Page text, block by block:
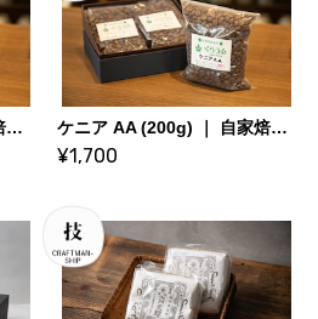
グァテマラ(200g) ｜自家焙煎珈琲くらうん ケニア AA (200g) ｜ 自家焙煎珈琲くらうん
¥1,700